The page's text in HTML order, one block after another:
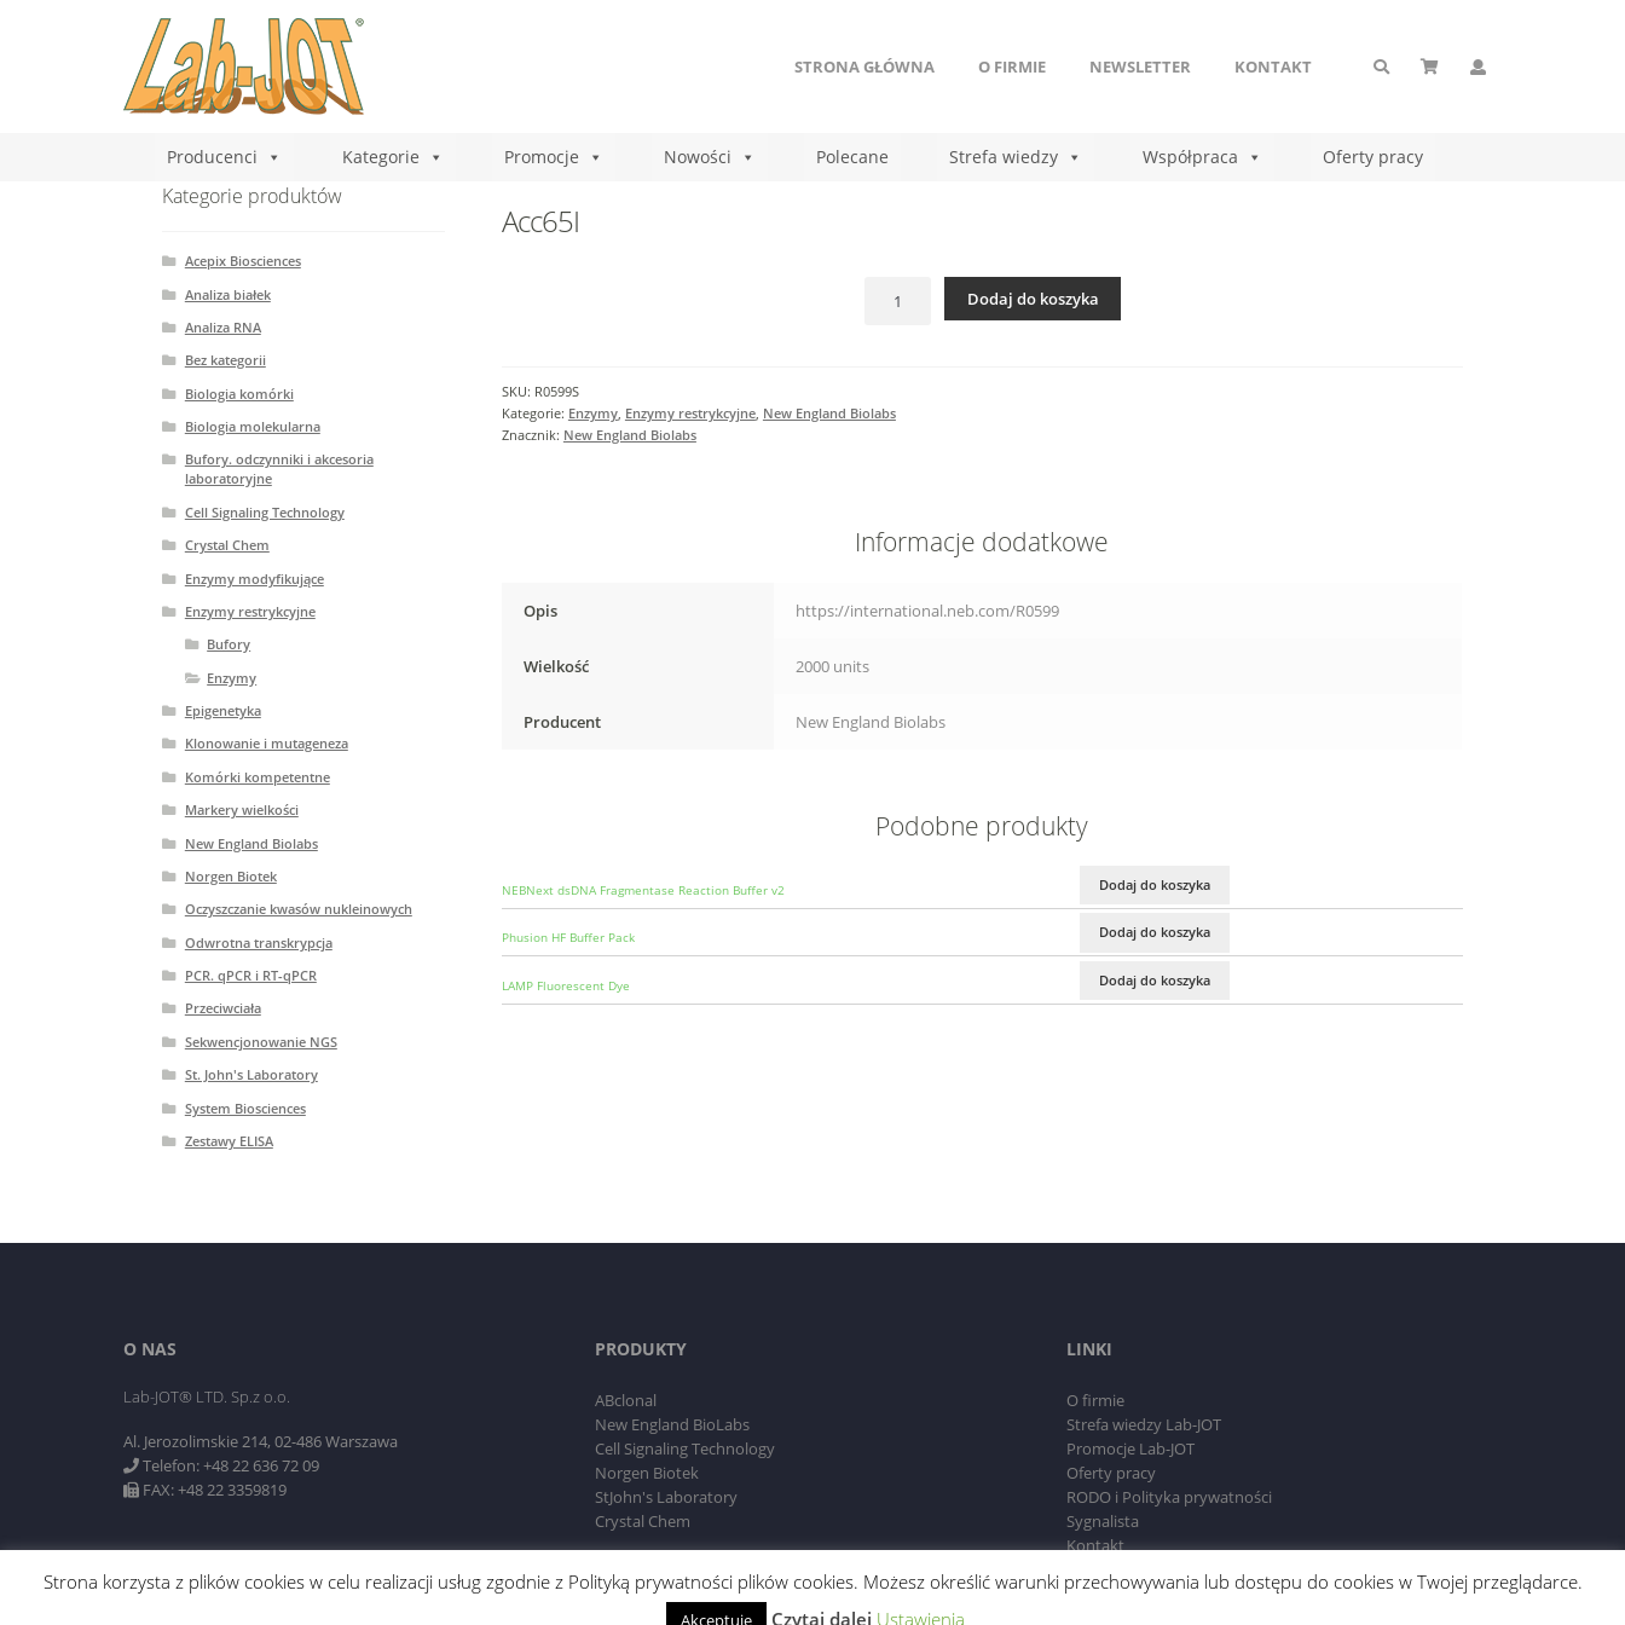
STRONA GŁÓWNA O FIRMIE NEWSLETTER KONTAKT
Producenci Kategorie Promocje Nowości Polecane Strefa wiedzy Współpraca Oferty pracy
Acc65I
Acc65I
Dodaj do koszyka
SKU: R0599S
Kategorie: Enzymy, Enzymy restrykcyjne, New England Biolabs
Znacznik: New England Biolabs
Informacje dodatkowe
Opis https://international.neb.com/R0599
Wielkość 2000 units
Producent New England Biolabs
Podobne produkty
NEBNext dsDNA Fragmentase Reaction Buffer v2 Dodaj do koszyka
Phusion HF Buffer Pack Dodaj do koszyka
LAMP Fluorescent Dye Dodaj do koszyka
Kategorie produktów
Acepix Biosciences
Analiza białek
Analiza RNA
Bez kategorii
Biologia komórki
Biologia molekularna
Bufory. odczynniki i akcesoria
laboratoryjne
Cell Signaling Technology
Crystal Chem
Enzymy modyfikujące
Enzymy restrykcyjne
Bufory
Enzymy
Epigenetyka
Klonowanie i mutageneza
Komórki kompetentne
Markery wielkości
New England Biolabs
Norgen Biotek
Oczyszczanie kwasów nukleinowych
Odwrotna transkrypcja
PCR. qPCR i RT-qPCR
Przeciwciała
Sekwencjonowanie NGS
St. John's Laboratory
System Biosciences
Zestawy ELISA
O NAS
Lab-JOT® LTD. Sp.z o.o.
Al. Jerozolimskie 214, 02-486 Warszawa
Telefon: +48 22 636 72 09
FAX: +48 22 3359819
PRODUKTY
ABclonal
New England BioLabs
Cell Signaling Technology
Norgen Biotek
StJohn's Laboratory
Crystal Chem
LINKI
O firmie
Strefa wiedzy Lab-JOT
Promocje Lab-JOT
Oferty pracy
RODO i Polityka prywatności
Sygnalista
Kontakt
Strona korzysta z plików cookies w celu realizacji usług zgodnie z Polityką prywatności plików cookies. Możesz określić warunki przechowywania lub dostępu do cookies w Twojej przeglądarce.
Akceptuję Czytaj dalej Ustawienia